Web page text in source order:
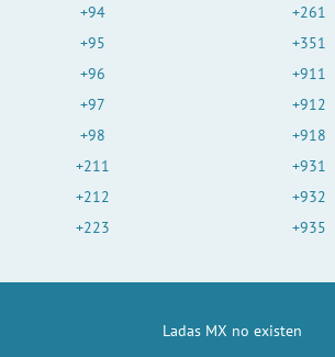
+94
+95
+96
+97
+98
+211
+212
+223
+261
+351
+911
+912
+918
+931
+932
+935
Ladas MX no existen